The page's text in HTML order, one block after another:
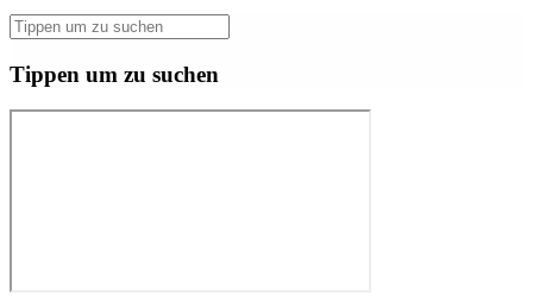
Tippen um zu suchen